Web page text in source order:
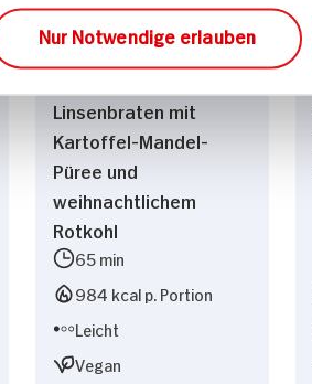
Nur Notwendige erlauben
Linsenbraten mit
Kartoffel-Mandel-
Püree und
weihnachtlichem
Rotkohl
65 min
984 kcal p. Portion
Leicht
Vegan